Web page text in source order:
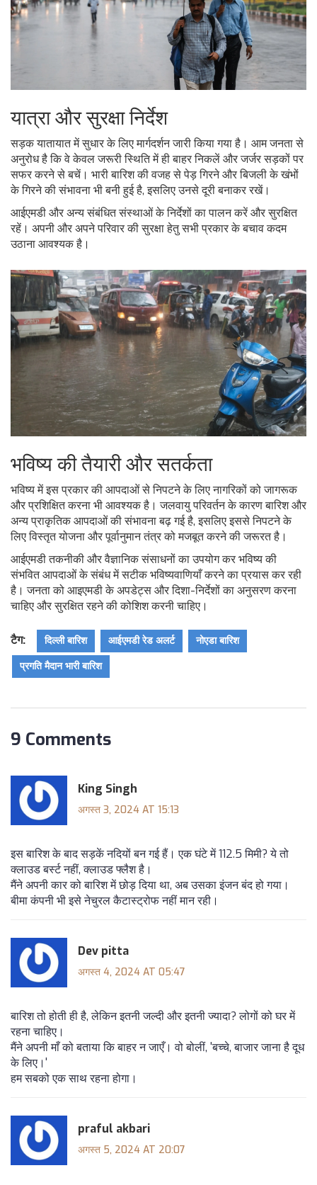
यात्रा और सुरक्षा निर्देश
सड़क यातायात में सुधार के लिए मार्गदर्शन जारी किया गया है। आम जनता से
अनुरोध है कि वे केवल जरूरी स्थिति में ही बाहर निकलें और जर्जर सड़कों पर
सफर करने से बचें। भारी बारिश की वजह से पेड़ गिरने और बिजली के खंभों
के गिरने की संभावना भी बनी हुई है, इसलिए उनसे दूरी बनाकर रखें।
आईएमडी और अन्य संबंधित संस्थाओं के निर्देशों का पालन करें और सुरक्षित
रहें। अपनी और अपने परिवार की सुरक्षा हेतु सभी प्रकार के बचाव कदम
उठाना आवश्यक है।
भविष्य की तैयारी और सतर्कता
भविष्य में इस प्रकार की आपदाओं से निपटने के लिए नागरिकों को जागरूक
और प्रशिक्षित करना भी आवश्यक है। जलवायु परिवर्तन के कारण बारिश और
अन्य प्राकृतिक आपदाओं की संभावना बढ़ गई है, इसलिए इससे निपटने के
लिए विस्तृत योजना और पूर्वानुमान तंत्र को मजबूत करने की जरूरत है।
आईएमडी तकनीकी और वैज्ञानिक संसाधनों का उपयोग कर भविष्य की
संभवित आपदाओं के संबंध में सटीक भविष्यवाणियाँ करने का प्रयास कर रही
है। जनता को आइएमडी के अपडेट्स और दिशा-निर्देशों का अनुसरण करना
चाहिए और सुरक्षित रहने की कोशिश करनी चाहिए।
टैग: दिल्ली बारिश आईएमडी रेड अलर्ट
नोएडा बारिश
प्रगति मैदान भारी बारिश
9 Comments
King Singh
अगस्त 3, 2024 AT 15:13
इस बारिश के बाद सड़कें नदियों बन गई हैं। एक घंटे में 112.5 मिमी? ये तो
क्लाउड बर्स्ट नहीं, क्लाउड फ्लैश है।
मैंने अपनी कार को बारिश में छोड़ दिया था, अब उसका इंजन बंद हो गया।
बीमा कंपनी भी इसे नेचुरल कैटास्ट्रोफ नहीं मान रही।
Dev pitta
अगस्त 4, 2024 AT 05:47
बारिश तो होती ही है, लेकिन इतनी जल्दी और इतनी ज्यादा? लोगों को घर में
रहना चाहिए।
मैंने अपनी माँ को बताया कि बाहर न जाएँ। वो बोलीं, 'बच्चे, बाजार जाना है दूध
के लिए।'
हम सबको एक साथ रहना होगा।
praful akbari
अगस्त 5, 2024 AT 20:07